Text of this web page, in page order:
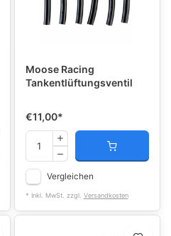
Moose Racing
Tankentlüftungsventil
€11,00*
Vergleichen
* Inkl. MwSt. zzgl. Versandkosten